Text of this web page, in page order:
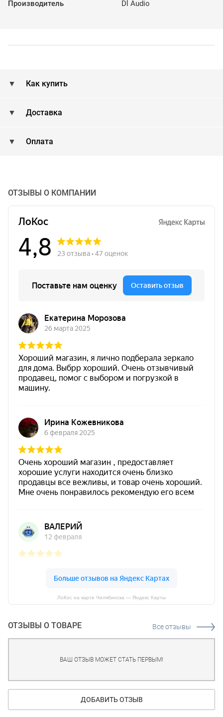
Производитель Dl Audio
Как купить
Доставка
Оплата
ОТЗЫВЫ О КОМПАНИИ
ЛоКос на карте Челябинска — Яндекс Карты
ОТЗЫВЫ О ТОВАРЕ Все отзывы
ВАШ ОТЗЫВ МОЖЕТ СТАТЬ ПЕРВЫМ!
ДОБАВИТЬ ОТЗЫВ